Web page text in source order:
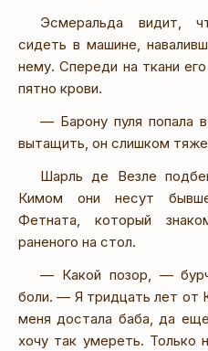
Эсмеральда видит,
сидеть в машине,
нему. Спереди на ткани
пятно крови.
— Барону пуля попала
вытащить, он слишком
Шарль де Везле
Кимом они несут
Фетната, который
раненого на стол.
— Какой позор, —
боли. — Я тридцать лет от
меня достала баба, да
хочу так умереть. Только